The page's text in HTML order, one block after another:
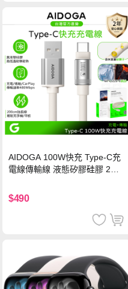
AIDOGA 100W快充 Type-C充
電線傳輸線 液態矽膠硅膠 2M
$490